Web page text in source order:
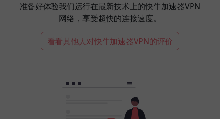
准备好体验我们运行在最新技术上的快牛加速器VPN
网络，享受超快的连接速度。
看看其他人对快牛加速器VPN的评价